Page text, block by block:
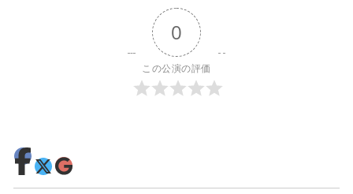
0
この公演の評価